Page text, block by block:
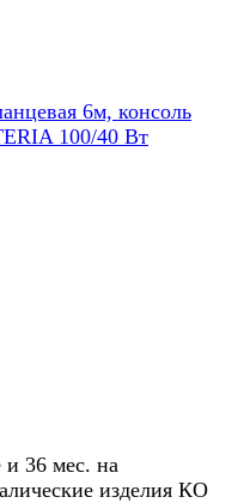
6м, консоль
100/40 Вт
и 36 мес. на
изделия КО